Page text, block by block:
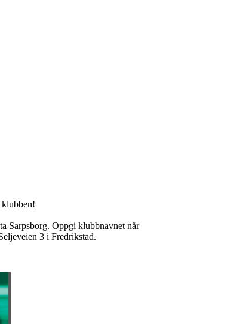
klubben!
Sarpsborg. Oppgi klubbnavnet når
3 i Fredrikstad.